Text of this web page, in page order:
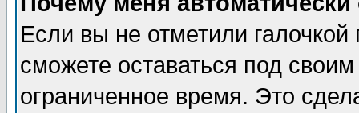
Если вы не отметили галочкой
сможете оставаться под
ограниченное время. Это